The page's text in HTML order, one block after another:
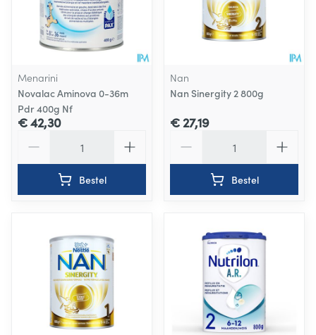
Menarini
Novalac Aminova 0-36m
Pdr 400g Nf
€ 42,30
Bestel
Nan
Nan Sinergity 2 800g
€ 27,19
Bestel